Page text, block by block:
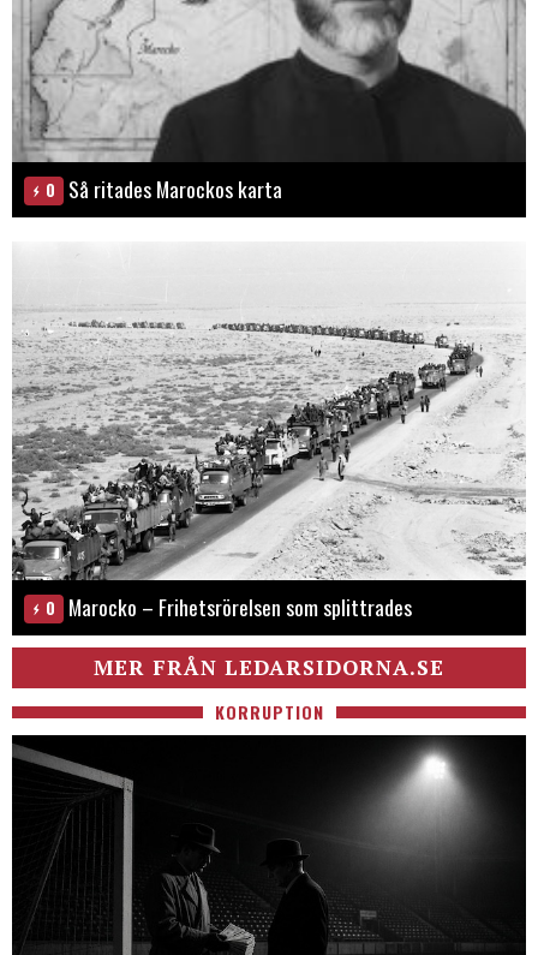
0 Så ritades Marockos karta
0 Marocko – Frihetsrörelsen som splittrades
MER FRÅN LEDARSIDORNA.SE
KORRUPTION